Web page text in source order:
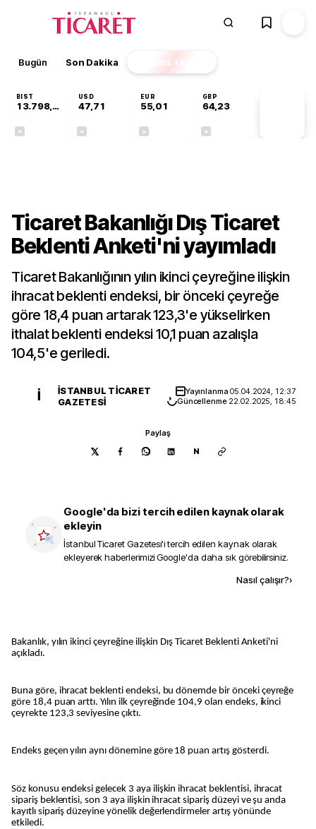
Bugün Son Dakika Finans EKSTRA
BIST
13.798,82
USD
47,71
EUR
55,01
GBP
64,23
Ticaret Bakanlığı Dış Ticaret
Beklenti Anketi'ni yayımladı
Ticaret Bakanlığının yılın ikinci çeyreğine ilişkin
ihracat beklenti endeksi, bir önceki çeyreğe
göre 18,4 puan artarak 123,3'e yükselirken
ithalat beklenti endeksi 10,1 puan azalışla
104,5'e geriledi.
İ
İSTANBUL TICARET
GAZETESI
Yayınlanma05.04.2024, 12:37
Güncellenme 22.02.2025, 18:45
Paylaş
N
Google'da bizi tercih edilen kaynak olarak
ekleyin
İstanbul Ticaret Gazetesi'i tercih edilen kaynak olarak
ekleyerek haberlerimizi Google'da daha sık görebilirsiniz.
Nasıl çalışır?›
Bakanlık, yılın ikinci çeyreğine ilişkin Dış Ticaret Beklenti Anketi'ni
açıkladı.
Buna göre, ihracat beklenti endeksi, bu dönemde bir önceki çeyreğe
göre 18,4 puan arttı. Yılın ilk çeyreğinde 104,9 olan endeks, ikinci
çeyrekte 123,3 seviyesine çıktı.
Endeks geçen yılın aynı dönemine göre 18 puan artış gösterdi.
Söz konusu endeksi gelecek 3 aya ilişkin ihracat beklentisi, ihracat
sipariş beklentisi, son 3 aya ilişkin ihracat sipariş düzeyi ve şu anda
kayıtlı sipariş düzeyine yönelik değerlendirmeler artış yönünde
etkiledi.